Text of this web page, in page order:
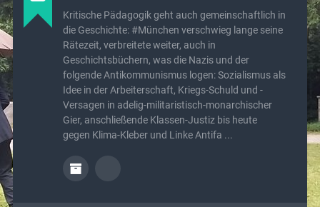
Kritische Pädagogik geht auch gemeinschaftlich in
die Geschichte: #München verschwieg lange seine
Rätezeit, verbreitete weiter, auch in
Geschichtsbüchern, was die Nazis und der
folgende Antikommunismus logen: Sozialismus als
Idee in der Arbeiterschaft, Kriegs-Schuld und -
Versagen in adelig-militaristisch-monarchischer
Gier, anschließende Klassen-Justiz bis heute
gegen Klima-Kleber und Linke Antifa ...